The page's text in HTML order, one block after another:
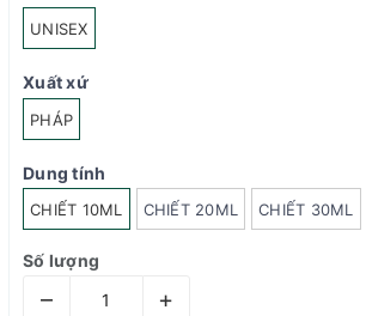
UNISEX
Xuất xứ
PHÁP
Dung tính
CHIẾT 10ML CHIẾT 20ML CHIẾT 30ML
Số lượng
– +